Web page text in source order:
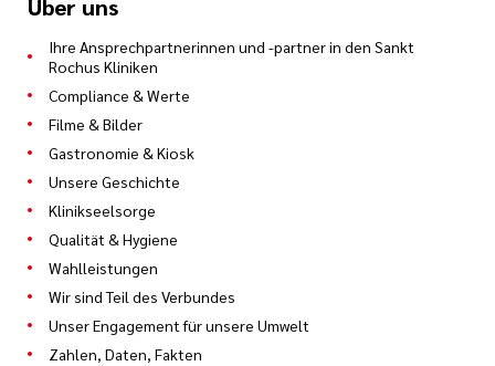
Über uns
Ihre Ansprechpartnerinnen und -partner in den Sankt
Rochus Kliniken
Compliance & Werte
Filme & Bilder
Gastronomie & Kiosk
Unsere Geschichte
Klinikseelsorge
Qualität & Hygiene
Wahlleistungen
Wir sind Teil des Verbundes
Unser Engagement für unsere Umwelt
Zahlen, Daten, Fakten